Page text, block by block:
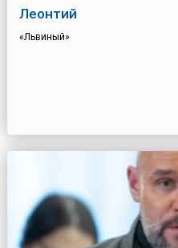
Леонтий
«Львиный»